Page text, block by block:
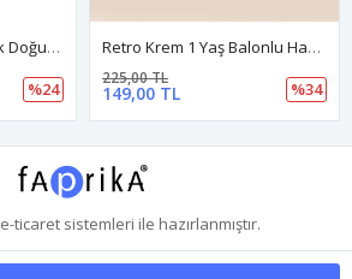
9 Yaş Pembe Kız Çocuk Doğum Günü Konsepti 16inç Pembe Rakam Happy Birthday Bannerlı Set
%24
Retro Krem 1 Yaş Balonlu Happy Birthday Kraft Bannerlı 3 Retro Kalp Balonlu Balon Seti
149,00 TL
225,00 TL
%34
e-ticaretsistemleri ile hazırlanmıştır.